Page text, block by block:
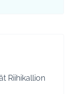
Riihikallion